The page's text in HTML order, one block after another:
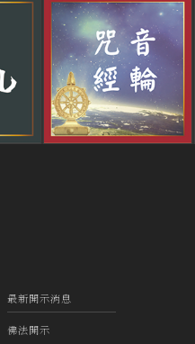
最新開示消息
佛法開示